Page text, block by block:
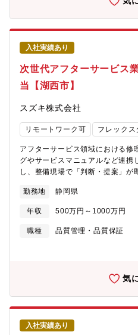
成、CSQL創出、消費率向上）へ
他】従業員の”キャリア自律”を支
ります。ぜひご覧ください。・
レンドマイクロ | トレンドマイク
インタビューインタビュー | トレ
採用特設サイト (trendmicro.com)
たテレワークとオフィスワークを
き方を推奨しており、各人が生産
在来線で150分以内の指定あり）
後払い決済・請求代行サービス「
信・請求・入金管理・入金催促と
テクノロジーを駆使してお客さ
Fintech × BPO（ビジネス・プロ
ービスです。■個人事業主・法人
ーフォワード ビジネスカード」従
た会計処理の効率化や、与信枠の
の防止を実現する、次世代のビジ
らず、お客さまの事業を真にサポ
す。【ポジションの魅力】◎事業
マーサポートに取り組めます。私
業務を、お客さまに代わって行い
いただける安心を提供しています
その中核となりお客さま体験の向
日々の業務を自分たちで見直し、
をよりスムーズにする。それによ
改善提案や、社内ツールの見直し
そして、サービス自体をも変え
入社実績あり
次世代アフターサービス
当【湖西市】
スズキ株式会社
リモートワーク可 フレックス
アフターサービス領域における修
グやサービスマニュアルなど連携
し、整備現場で「判断・提案」が
し、関連部品・修理作業を同一画
設計・導入し、国内外拠点への展
推進します。単なるシステム導入
を前提に、業務効率の向上につな
で、パーツカタログやサービスマ
および要件の設計・画像認識シス
る、車両や部品画像をもとに損傷
活用した、 判断・提案を支援す
係会社(マルチ社)および社内関係
等）との調整・連携・国内外拠点
よび改善活動の実施【採用背景】
勤務地 静岡県
年収 500万円～1000万円
職種
品質管理・品質保証
気
入社実績あり